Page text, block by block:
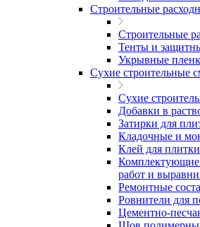
Строительные
Строительные
Тенты и
Укрывные
Сухие строительные
Сухие
Добавки в
Затирки для
Кладочные и
Клей для плитки
работ и
Ремонтные
Ровнители для
Цементно-